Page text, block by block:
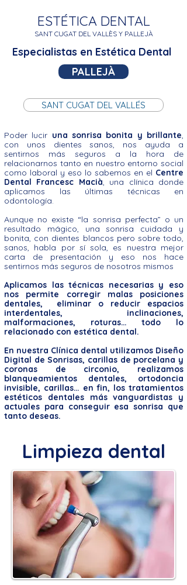
ESTÉTICA DENTAL
SANT CUGAT DEL VALLÈS YPALLEJÀ
Especialistas en Estética Dental
PALLEJÀ
SANT CUGAT DEL VALLÉS
Poder lucir una sonrisa bonita y brillante,
con unos dientes sanos, nos ayuda a
sentirnos más seguros a la hora de
relacionarnos tanto en nuestro entorno social
como laboral y eso lo sabemos en el Centre
Dental Francesc Macià, una clínica donde
aplicamos las últimas técnicas en
odontología.
Aunque no existe “la sonrisa perfecta” o un
resultado mágico, una sonrisa cuidada y
bonita, con dientes blancos pero sobre todo,
sanos, habla por sí sola, es nuestra mejor
carta de presentación y eso nos hace
sentirnos más seguros de nosotros mismos
Aplicamos las técnicas necesarias y eso
nos permite corregir malas posiciones
dentales, eliminar o reducir espacios
interdentales, inclinaciones,
malformaciones, roturas… todo lo
relacionado con estética dental.
En nuestra Clínica dental utilizamos Diseño
Digital de Sonrisas, carillas de porcelana y
coronas de circonio, realizamos
blanqueamientos dentales, ortodoncia
invisible, carillas… en fin, los tratamientos
estéticos dentales más vanguardistas y
actuales para conseguir esa sonrisa que
tanto deseas.
Limpieza dental